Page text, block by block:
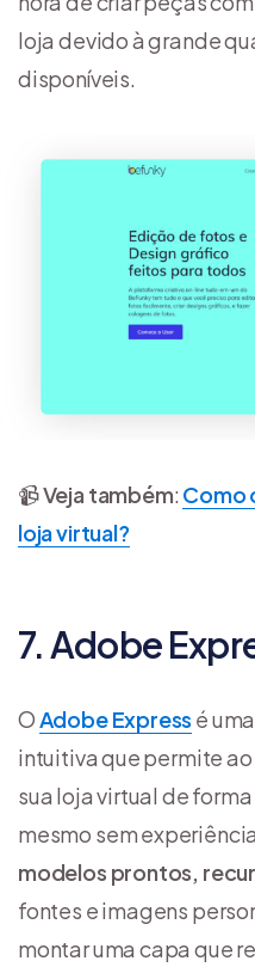
loja devido à grande
disponíveis.
📹Veja também: Como
loja virtual?
7. Adobe
OAdobe Express é
intuitiva que permite
sua loja virtual de
mesmo sem
modelos prontos,
fontes e imagens
montar uma capa que